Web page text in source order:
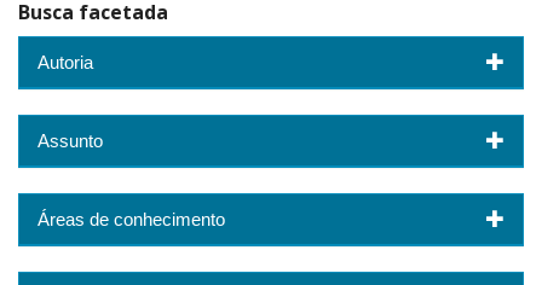
Busca facetada
Autoria
Assunto
Áreas de conhecimento